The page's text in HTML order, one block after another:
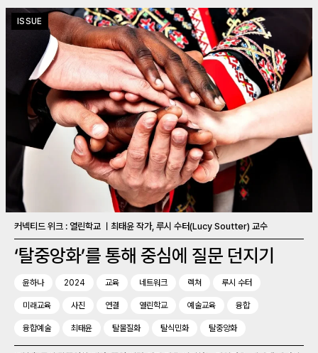
ISSUE
커넥티드 위크 : 열린학교 ㅣ최태윤 작가, 루시 수터(Lucy Soutter) 교수
‘탈중앙화’를 통해 중심에 질문 던지기
윤하나 2024 교육 네트워크 렉쳐 루시 수터
미래교육 사진 연결 열린학교 예술교육 융합
융합예술 최태윤 탈물질화 탈식민화 탈중앙화